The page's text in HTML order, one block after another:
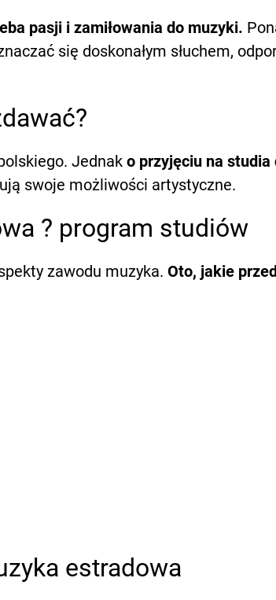
pasji i zamiłowania do muzyki.
się doskonałym słuchem,
Jednak o przyjęciu na studia
swoje możliwości artystyczne.
? program studiów
zawodu muzyka. Oto, jakie
estradowa